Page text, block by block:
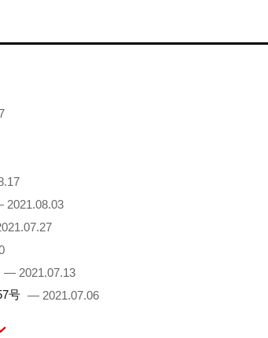
2021.08.03
— 2021.07.13
号 — 2021.07.06